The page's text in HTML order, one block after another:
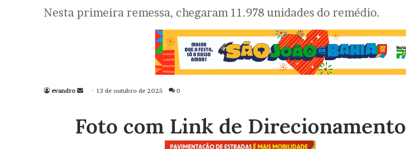
Nesta primeira remessa, chegaram 11.978 unidades do remédio.
evandro
Mande
mail
13 de outubro de 2025 0
Foto com Link de Direcionamento